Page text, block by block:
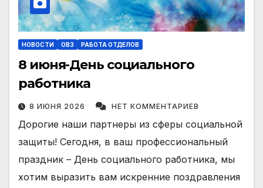
НОВОСТИ ОВЗ РАБОТА ОТДЕЛОВ
8 июня-День социального
работника
8 ИЮНЯ 2026 НЕТ КОММЕНТАРИЕВ
Дорогие наши партнеры из сферы социальной
защиты! Сегодня, в ваш профессиональный
праздник – День социального работника, мы
хотим выразить вам искренние поздравления